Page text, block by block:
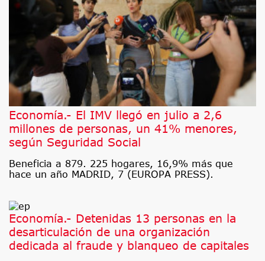
Economía.- El IMV llegó en julio a 2,6
millones de personas, un 41% menores,
según Seguridad Social
Beneficia a 879. 225 hogares, 16,9% más que
hace un año MADRID, 7 (EUROPA PRESS).
Economía.- Detenidas 13 personas en la
desarticulación de una organización
dedicada al fraude y blanqueo de capitales